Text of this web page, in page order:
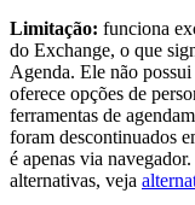
Limitação: funciona
do Exchange, o que
Agenda. Ele não
oferece opções de
ferramentas de
foram descontinuados
é apenas via
alternativas, veja